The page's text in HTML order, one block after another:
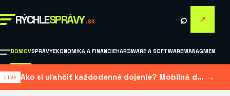
RÝCHLESPRÁVY .SK ⌕ ↗
DOMOVSPRÁVYEKONOMIKA A FINANCIEHARDWARE A SOFTWAREMANAGMENT A
Ako si uľahčiť každodenné dojenie? Mobilná dojačka šetrí čas aj námahu →